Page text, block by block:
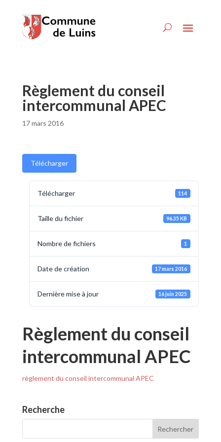
Règlement du conseil
intercommunal APEC
17 mars 2016
Télécharger
Télécharger 114
Taille du fichier 96.35 KB
Nombre de fichiers 1
Date de création 17 mars 2016
Dernière mise à jour 16 juin 2025
Règlement du conseil
intercommunal APEC
règlement du conseil intercommunal APEC
Recherche